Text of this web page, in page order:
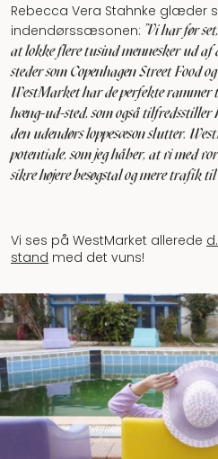
Rebecca Vera Stahnke glæder
indendørssæsonen: ”Vi har før
at lokke flere tusind mennesker ud af
steder som Copenhagen Street Food
WestMarket har de perfekte rammer
hæng-ud-sted, som også tilfredsstiller
den udendørs loppesæson slutter.
potentiale, som jeg håber, at vi med
sikre højere besøgstal og mere trafik til
Vi ses på WestMarket allerede
stand med det vuns!